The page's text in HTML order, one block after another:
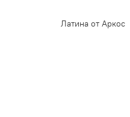
Латина от Аркос